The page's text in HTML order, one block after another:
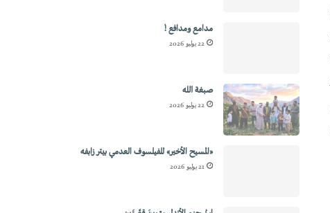
مدامع ومدافع !
22 يوليو 2026
صبغة الله
22 يوليو 2026
«المسيح الأخير» للفيلسوف العدمي بيتر زابفه
21 يوليو 2026